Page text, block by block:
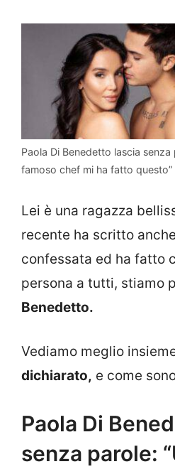
Paola Di Benedetto lascia senza
famoso chef mi ha fatto questo”
Lei è una ragazza
recente ha scritto
confessata ed ha fatto
persona a tutti, stiamo
Benedetto.
Vediamo meglio
dichiarato, e come
Paola Di
senza parole: